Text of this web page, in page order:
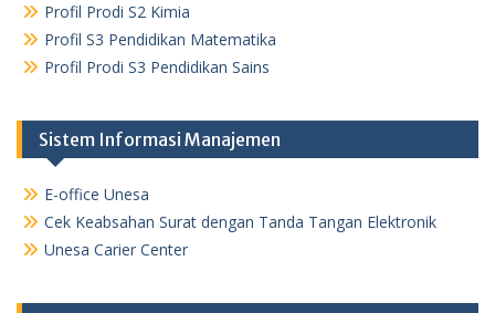
Profil Prodi S2 Kimia
Profil S3 Pendidikan Matematika
Profil Prodi S3 Pendidikan Sains
Sistem Informasi Manajemen
E-office Unesa
Cek Keabsahan Surat dengan Tanda Tangan Elektronik
Unesa Carier Center